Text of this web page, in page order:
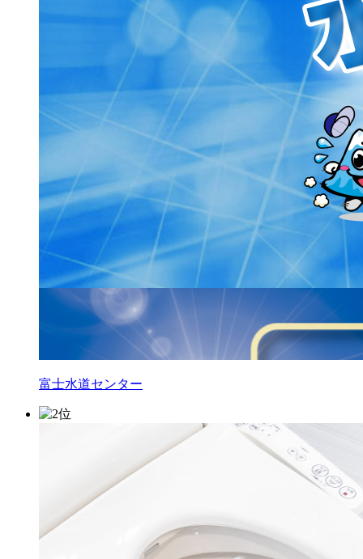
富士水道センター